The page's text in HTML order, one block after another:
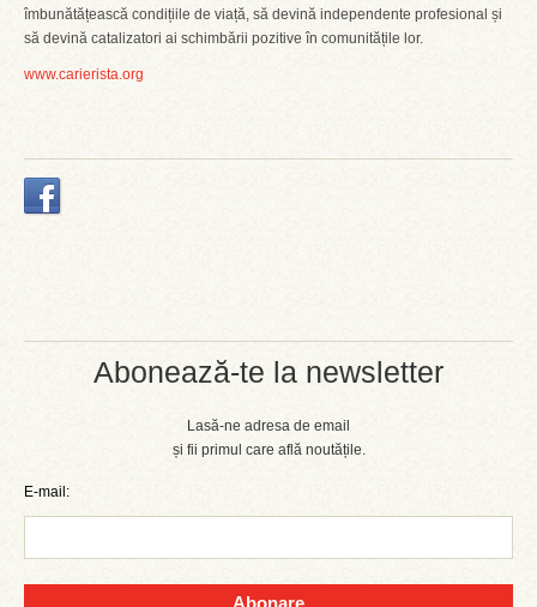
Abonează-te la newsletter
Lasă-ne adresa de email
și fii primul care află noutățile.
E-mail:
Abonare
îmbunătățească condițiile de viață, să devină independente profesional și
să devină catalizatori ai schimbării pozitive în comunitățile lor.
www.carierista.org